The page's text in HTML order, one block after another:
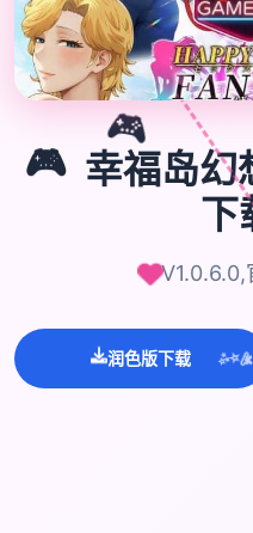
🎮
🎮 幸福岛幻
下
V1.0.6.0,
润色版下载 ✨⭐💫